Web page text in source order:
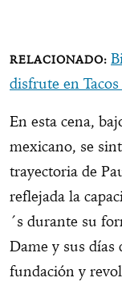
disfrute en
En esta cena,
mexicano, se
trayectoria de
reflejada la
´s durante su
Dame y sus días
fundación y